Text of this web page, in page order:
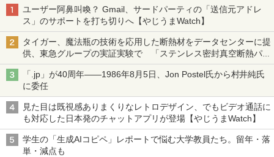
ユーザー阿鼻叫喚？ Gmail、サードパーティの「送信元アドレ
ス」のサポートを打ち切りへ【やじうまWatch】
タイガー、魔法瓶の技術を応用した断熱材をデータセンターに提
供、東急グループの実証実験で 「ステンレス密封真空断熱パネ
ル TIVIP」
「.jp」が40周年――1986年8月5日、Jon Postel氏から村井純氏
に委任
見た目は既視感ありまくりなレトロデザイン、でもビデオ通話に
も対応した日本発のチャットアプリが登場【やじうまWatch】
学生の「生成AIコピペ」レポートで悩む大学教員たち。留年・落
単・減点も